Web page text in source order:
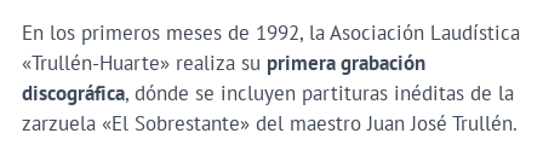
En los primeros meses de 1992, la Asociación Laudística
«Trullén-Huarte» realiza su primera grabación
discográfica, dónde se incluyen partituras inéditas de la
zarzuela «El Sobrestante» del maestro Juan José Trullén.